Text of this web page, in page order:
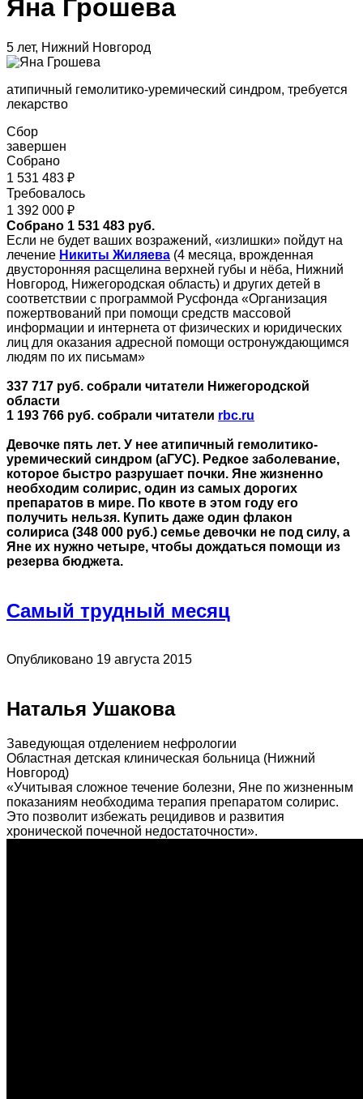
Яна Грошева
5 лет, Нижний Новгород
атипичный гемолитико-уремический синдром, требуется
лекарство
Сбор
завершен
Собрано
1 531 483 ₽
Требовалось
1 392 000 ₽
Собрано 1 531 483 руб.
Если не будет ваших возражений, «излишки» пойдут на
лечение Никиты Жиляева (4 месяца, врожденная
двусторонняя расщелина верхней губы и нёба, Нижний
Новгород, Нижегородская область) и других детей в
соответствии с программой Русфонда «Организация
пожертвований при помощи средств массовой
информации и интернета от физических и юридических
лиц для оказания адресной помощи остронуждающимся
людям по их письмам»
337 717 руб. собрали читатели Нижегородской
области
1 193 766 руб. собрали читатели rbc.ru
Девочке пять лет. У нее атипичный гемолитико-
уремический синдром (аГУС). Редкое заболевание,
которое быстро разрушает почки. Яне жизненно
необходим солирис, один из самых дорогих
препаратов в мире. По квоте в этом году его
получить нельзя. Купить даже один флакон
солириса (348 000 руб.) семье девочки не под силу, а
Яне их нужно четыре, чтобы дождаться помощи из
резерва бюджета.
Самый трудный месяц
Опубликовано 19 августа 2015
Наталья Ушакова
Заведующая отделением нефрологии
Областная детская клиническая больница (Нижний
Новгород)
«Учитывая сложное течение болезни, Яне по жизненным
показаниям необходима терапия препаратом солирис.
Это позволит избежать рецидивов и развития
хронической почечной недостаточности».